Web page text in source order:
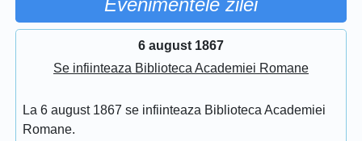
Evenimentele zilei
6 august 1867
Se infiinteaza Biblioteca Academiei Romane
La 6 august 1867 se infiinteaza Biblioteca Academiei
Romane.